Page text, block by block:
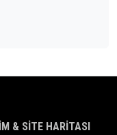
& SITE HARITASI